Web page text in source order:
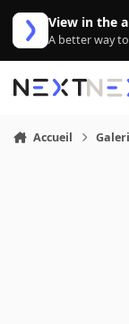
Aller au contenu
View in the
A better way
Accueil